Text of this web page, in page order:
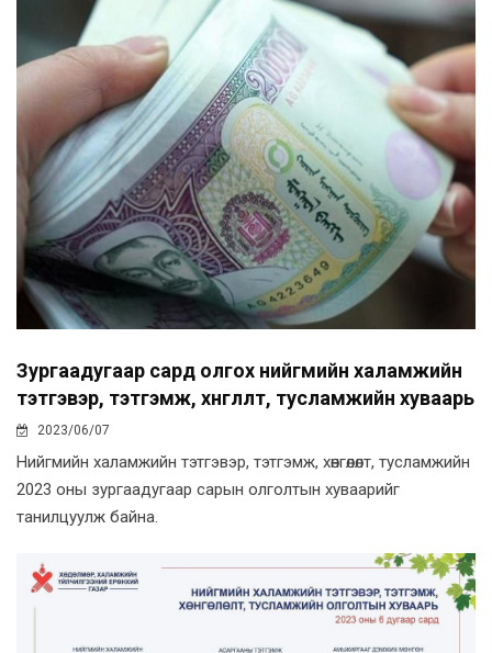
Зургаадугаар сард олгох нийгмийн халамжийн
тэтгэвэр, тэтгэмж, хөнгөлөлт, тусламжийн хуваарь
2023/06/07
Нийгмийн халамжийн тэтгэвэр, тэтгэмж, хөнгөлөлт, тусламжийн
2023 оны зургаадугаар сарын олголтын хуваарийг
танилцуулж байна.